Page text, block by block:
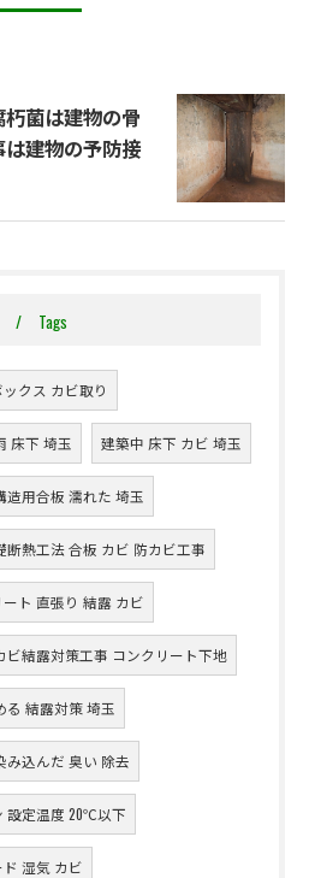
朽菌は建物の骨
建物の予防接
Tags
クス カビ取り
床下 埼玉 建築中 床下 カビ 埼玉
造用合板 濡れた 埼玉
断熱工法 合板 カビ 防カビ工事
ート 直張り 結露 カビ
ビ結露対策工事 コンクリート下地
る 結露対策 埼玉
み込んだ 臭い 除去
設定温度 20℃以下
湿気 カビ